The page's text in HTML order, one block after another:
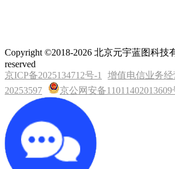
Copyright ©2018-2026 北京元宇蓝图科技
reserved
京ICP备2025134712号-1
增值电信业务
20253597
京公网安备11011402013609